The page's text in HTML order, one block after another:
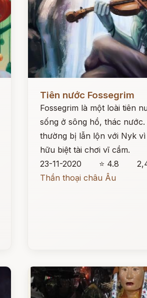
Tiên nước Fossegrim
Fossegrim là một loài tiên
sống ở sông hồ, thác nước.
thường bị lẫn lộn với Nyk
hữu biệt tài chơi vĩ cầm.
23-11-2020
⭐ 4.8
Thần thoại châu Âu